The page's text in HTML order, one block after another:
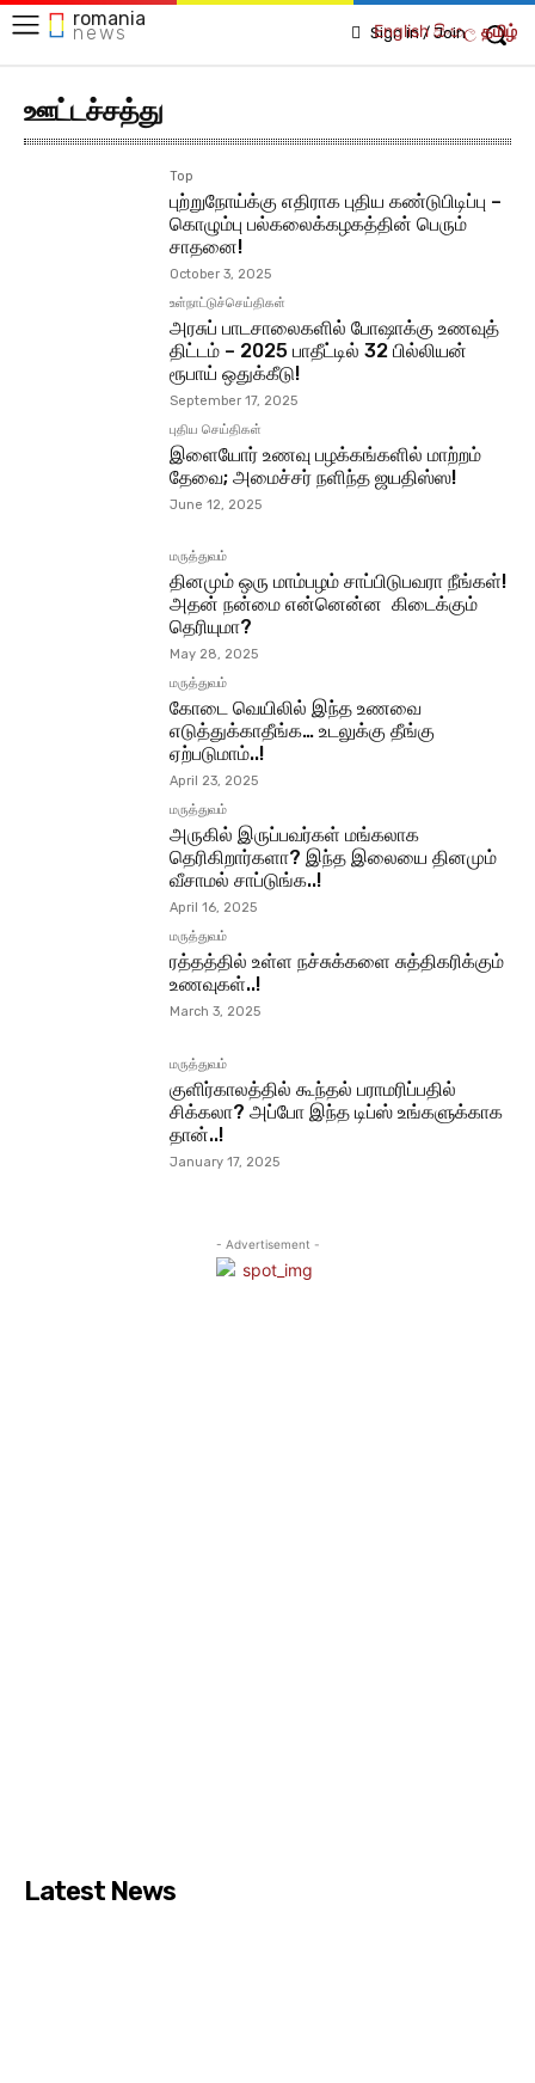
romania
news Sign in / Join
ஊட்டச்சத்து
Top
புற்றுநோய்க்கு எதிராக புதிய கண்டுபிடிப்பு –
கொழும்பு பல்கலைக்கழகத்தின் பெரும்
சாதனை!
October 3, 2025
உள்நாட்டுச்செய்திகள்
அரசுப் பாடசாலைகளில் போஷாக்கு உணவுத்
திட்டம் – 2025 பாதீட்டில் 32 பில்லியன்
ரூபாய் ஒதுக்கீடு!
September 17, 2025
புதிய செய்திகள்
இளையோர் உணவு பழக்கங்களில் மாற்றம்
தேவை; அமைச்சர் நளிந்த ஜயதிஸ்ஸ!
June 12, 2025
மருத்துவம்
தினமும் ஒரு மாம்பழம் சாப்பிடுபவரா நீங்கள்!
அதன் நன்மை என்னென்ன கிடைக்கும்
தெரியுமா?
May 28, 2025
மருத்துவம்
கோடை வெயிலில் இந்த உணவை
எடுத்துக்காதீங்க… உடலுக்கு தீங்கு
ஏற்படுமாம்..!
April 23, 2025
மருத்துவம்
அருகில் இருப்பவர்கள் மங்கலாக
தெரிகிறார்களா? இந்த இலையை தினமும்
வீசாமல் சாப்டுங்க..!
April 16, 2025
மருத்துவம்
ரத்தத்தில் உள்ள நச்சுக்களை சுத்திகரிக்கும்
உணவுகள்..!
March 3, 2025
மருத்துவம்
குளிர்காலத்தில் கூந்தல் பராமரிப்பதில்
சிக்கலா? அப்போ இந்த டிப்ஸ் உங்களுக்காக
தான்..!
January 17, 2025
- Advertisement -
Latest News
English සිංහල தமிழ்